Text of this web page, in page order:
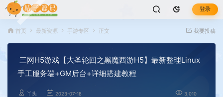
登录
首页 最新资源 手游专区 正文 我要投稿
三网H5游戏【大圣轮回之黑魔西游H5】最新整理Linux
手工服务端+GM后台+详细搭建教程
丫头 2023-07-18 3,010